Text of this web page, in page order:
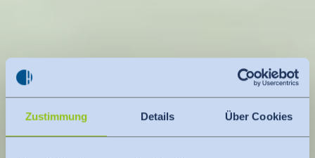
Zustimmung Details Über Cookies